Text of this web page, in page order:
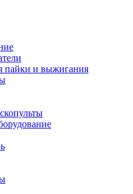
пайки и выжигания